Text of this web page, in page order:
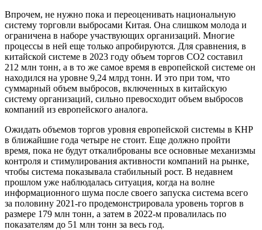
Впрочем, не нужно пока и переоценивать национальную
систему торговли выбросами Китая. Она слишком молода и
ограничена в наборе участвующих организаций. Многие
процессы в ней еще только апробируются. Для сравнения, в
китайской системе в 2023 году объем торгов CO2 составил
212 млн тонн, а в то же самое время в европейской системе он
находился на уровне 9,24 млрд тонн. И это при том, что
суммарный объем выбросов, включенных в китайскую
систему организаций, сильно превосходит объем выбросов
компаний из европейского аналога.
Ожидать объемов торгов уровня европейской системы в КНР
в ближайшие года четыре не стоит. Еще должно пройти
время, пока не будут откалиброваны все основные механизмы
контроля и стимулирования активности компаний на рынке,
чтобы система показывала стабильный рост. В недавнем
прошлом уже наблюдалась ситуация, когда на волне
информационного шума после своего запуска система всего
за половину 2021-го продемонстрировала уровень торгов в
размере 179 млн тонн, а затем в 2022-м провалилась по
показателям до 51 млн тонн за весь год.